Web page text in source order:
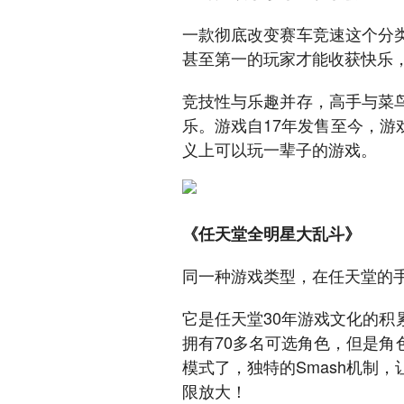
一款彻底改变赛车竞速这个分
甚至第一的玩家才能收获快乐
竞技性与乐趣并存，高手与菜
乐。游戏自17年发售至今，
义上可以玩一辈子的游戏。
《任天堂全明星大乱斗》
同一种游戏类型，在任天堂的
它是任天堂30年游戏文化的
拥有70多名可选角色，但是
模式了，独特的Smash机制
限放大！